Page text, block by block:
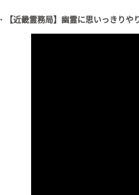
・【近畿霊務局】幽霊に思いっきりや